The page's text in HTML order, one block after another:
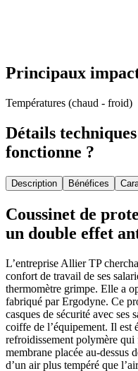
Principaux
Températures (chaud - froid)
Détails
fonctionne ?
Description Bénéfices
Coussinet de
un double effet
L’entreprise Allier TP
confort de travail de ses
thermomètre grimpe. Elle a
fabriqué par Ergodyne. Ce
casques de sécurité avec ses
coiffe de l’équipement. Il est
refroidissement polymère
membrane placée au-dessus
d’un air plus tempéré que